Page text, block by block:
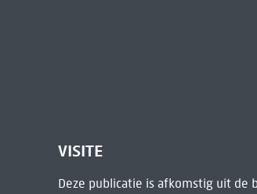
VISITE
Deze publicatie is afkomstig uit de